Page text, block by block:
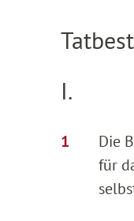
I.
Die
für